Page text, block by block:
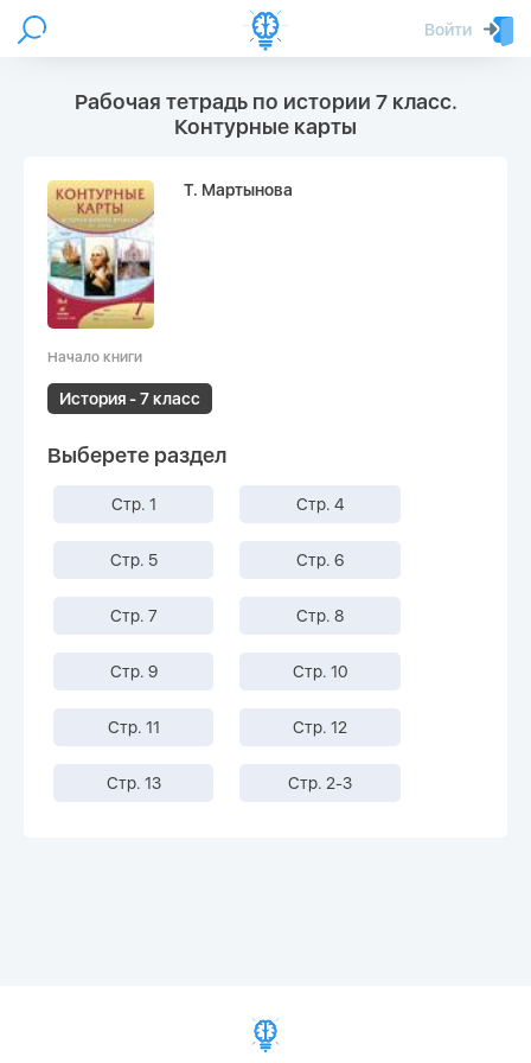
Войти
Рабочая тетрадь по истории 7 класс.
Контурные карты
Т. Мартынова
Начало книги
История - 7 класс
Выберете раздел
Стр. 1 Стр. 4
Стр. 5 Стр. 6
Стр. 7 Стр. 8
Стр. 9 Стр. 10
Стр. 11 Стр. 12
Стр. 13 Стр. 2-3